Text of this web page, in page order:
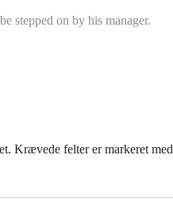
stepped on by his manager.
Krævede felter er markeret med